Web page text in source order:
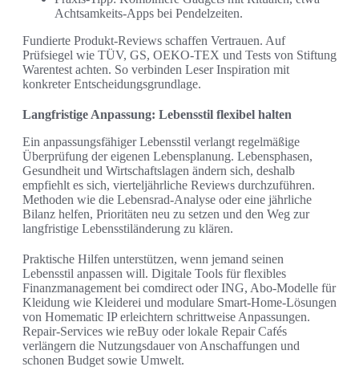
Achtsamkeits-Apps bei Pendelzeiten.
Fundierte Produkt-Reviews schaffen Vertrauen. Auf
Prüfsiegel wie TÜV, GS, OEKO‑TEX und Tests von Stiftung
Warentest achten. So verbinden Leser Inspiration mit
konkreter Entscheidungsgrundlage.
Langfristige Anpassung: Lebensstil flexibel halten
Ein anpassungsfähiger Lebensstil verlangt regelmäßige
Überprüfung der eigenen Lebensplanung. Lebensphasen,
Gesundheit und Wirtschaftslagen ändern sich, deshalb
empfiehlt es sich, vierteljährliche Reviews durchzuführen.
Methoden wie die Lebensrad-Analyse oder eine jährliche
Bilanz helfen, Prioritäten neu zu setzen und den Weg zur
langfristige Lebensstiländerung zu klären.
Praktische Hilfen unterstützen, wenn jemand seinen
Lebensstil anpassen will. Digitale Tools für flexibles
Finanzmanagement bei comdirect oder ING, Abo-Modelle für
Kleidung wie Kleiderei und modulare Smart-Home-Lösungen
von Homematic IP erleichtern schrittweise Anpassungen.
Repair-Services wie reBuy oder lokale Repair Cafés
verlängern die Nutzungsdauer von Anschaffungen und
schonen Budget sowie Umwelt.